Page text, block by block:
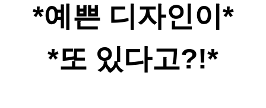
*예쁜 디자인이*
*또 있다고?!*